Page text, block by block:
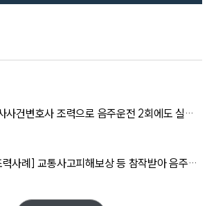
[음주운전범죄] 형사사건변호사 조력으로 음주운전 2회에도 실형 면해
[음주운전변호사 조력사례] 교통사고피해보상 등 참작받아 음주3회에도 집행유예